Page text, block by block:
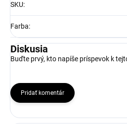
SKU:
Farba:
Diskusia
Buďte prvý, kto napíše príspevok k
Pridať komentár